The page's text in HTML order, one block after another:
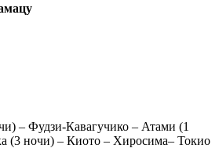
– Фудзи-Кавагучико – Атами (1
(3 ночи) – Киото – Хиросима– Токио